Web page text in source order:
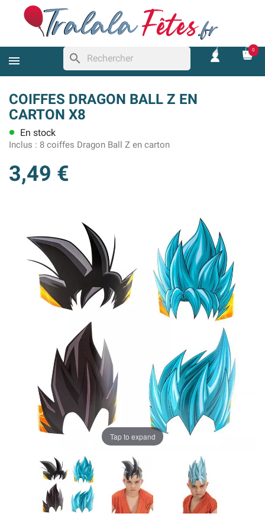
search
0
COIFFES DRAGON BALL Z EN
CARTON X8
lens En stock
Inclus : 8 coiffes Dragon Ball Z en carton
3,49 €
Tap to expand